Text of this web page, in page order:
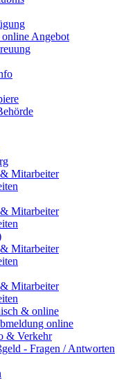
Angebot
Mitarbeiter
Mitarbeiter
Mitarbeiter
Mitarbeiter
& online
online
& Verkehr
- Fragen / Antworten